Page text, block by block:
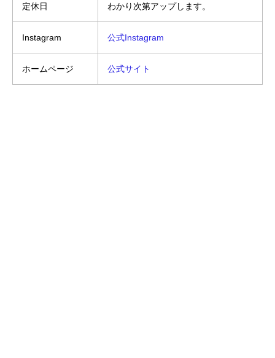
定休日 わかり次第アップします。
Instagram 公式Instagram
ホームページ 公式サイト